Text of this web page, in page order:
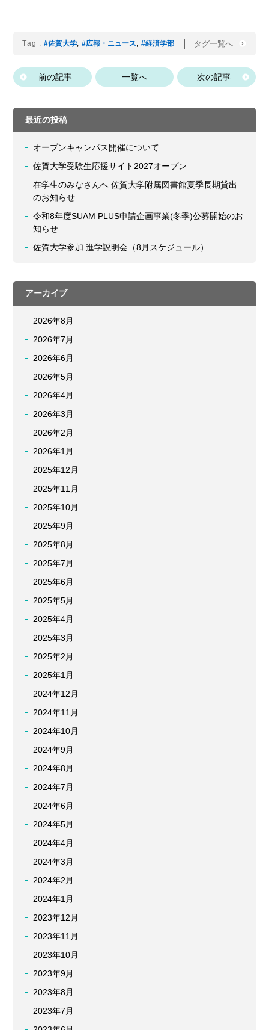
Tag : #佐賀大学, #広報・ニュース, #経済学部 タグ一覧へ
前の記事 一覧へ 次の記事
最近の投稿
オープンキャンパス開催について
佐賀大学受験生応援サイト2027オープン
在学生のみなさんへ 佐賀大学附属図書館夏季長期貸出
のお知らせ
令和8年度SUAM PLUS申請企画事業(冬季)公募開始のお
知らせ
佐賀大学参加 進学説明会（8月スケジュール）
アーカイブ
2026年8月
2026年7月
2026年6月
2026年5月
2026年4月
2026年3月
2026年2月
2026年1月
2025年12月
2025年11月
2025年10月
2025年9月
2025年8月
2025年7月
2025年6月
2025年5月
2025年4月
2025年3月
2025年2月
2025年1月
2024年12月
2024年11月
2024年10月
2024年9月
2024年8月
2024年7月
2024年6月
2024年5月
2024年4月
2024年3月
2024年2月
2024年1月
2023年12月
2023年11月
2023年10月
2023年9月
2023年8月
2023年7月